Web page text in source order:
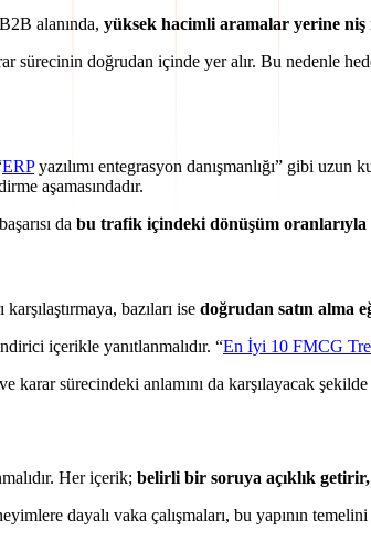
alanında, yüksek hacimli aramalar yerine
sürecinin doğrudan içinde yer alır. Bu nedenle
ERPyazılımı entegrasyon danışmanlığı” gibi
aşamasındadır.
da bu trafik içindeki dönüşüm oranlarıyla
bazıları ise doğrudan satın alma
içerikle yanıtlanmalıdır. “En İyi 10 FMCG
karar sürecindeki anlamını da karşılayacak
Her içerik; belirli bir soruya açıklık
dayalı vaka çalışmaları, bu yapının